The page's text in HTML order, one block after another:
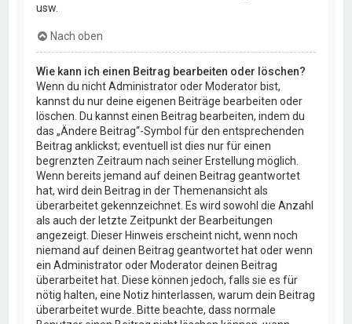
usw.
Nach oben
Wie kann ich einen Beitrag bearbeiten oder löschen?
Wenn du nicht Administrator oder Moderator bist,
kannst du nur deine eigenen Beiträge bearbeiten oder
löschen. Du kannst einen Beitrag bearbeiten, indem du
das „Ändere Beitrag“-Symbol für den entsprechenden
Beitrag anklickst; eventuell ist dies nur für einen
begrenzten Zeitraum nach seiner Erstellung möglich.
Wenn bereits jemand auf deinen Beitrag geantwortet
hat, wird dein Beitrag in der Themenansicht als
überarbeitet gekennzeichnet. Es wird sowohl die Anzahl
als auch der letzte Zeitpunkt der Bearbeitungen
angezeigt. Dieser Hinweis erscheint nicht, wenn noch
niemand auf deinen Beitrag geantwortet hat oder wenn
ein Administrator oder Moderator deinen Beitrag
überarbeitet hat. Diese können jedoch, falls sie es für
nötig halten, eine Notiz hinterlassen, warum dein Beitrag
überarbeitet wurde. Bitte beachte, dass normale